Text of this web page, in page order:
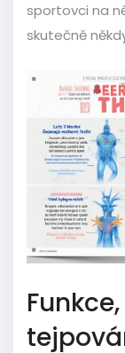
sportovci na
skutečně